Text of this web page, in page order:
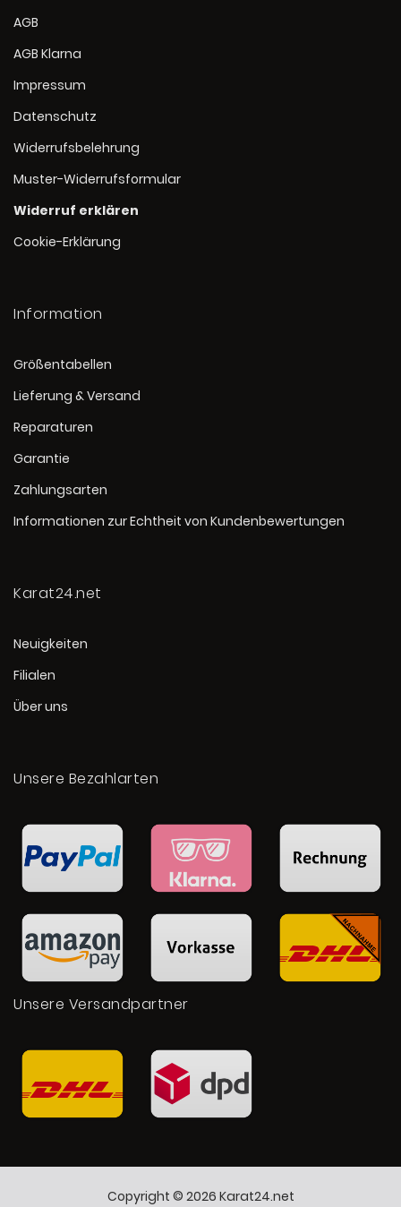
AGB
AGB Klarna
Impressum
Datenschutz
Widerrufsbelehrung
Muster-Widerrufsformular
Widerruf erklären
Cookie-Erklärung
Information
Größentabellen
Lieferung & Versand
Reparaturen
Garantie
Zahlungsarten
Informationen zur Echtheit von Kundenbewertungen
Karat24.net
Neuigkeiten
Filialen
Über uns
Unsere Bezahlarten
Unsere Versandpartner
Copyright © 2026 Karat24.net